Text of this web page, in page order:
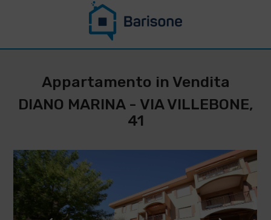
RESTARE
AGGIORNATO SU
QUESTO
IMMOBILE
Nome
Cognome
Appartamento in Vendita
DIANO MARINA - VIA VILLEBONE,
41